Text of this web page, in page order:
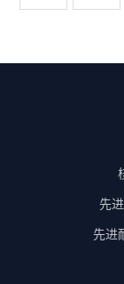
先
先进